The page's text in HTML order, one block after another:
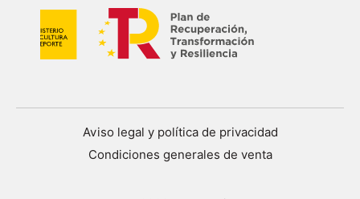
Aviso legal y política de privacidad
Condiciones generales de venta